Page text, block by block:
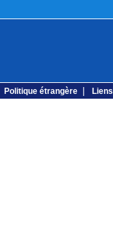
Politique étrangère | Liens